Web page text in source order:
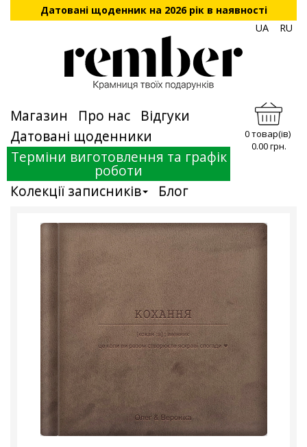
Датовані щоденник на 2026 рік в наявності
UA
RU
Магазин Про нас
Відгуки
Датовані щоденники
Терміни виготовлення та графік
роботи
Колекції записників
Блог
0 товар(ів)
0.00 грн.